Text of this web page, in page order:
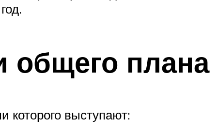
общего плана
которого выступают: